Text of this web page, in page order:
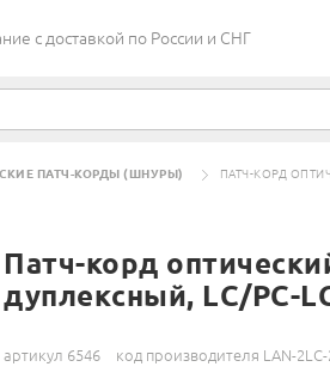
c доставкой по России и СНГ
ПАТЧ-КОРДЫ (ШНУРЫ) ПАТЧ-КОРД
Патч-корд
дуплексный, LC/PC-
артикул 6546 код производителя LAN-